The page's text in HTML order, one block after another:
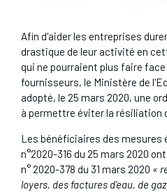
Afin d'aider les entreprises
drastique de leur activité en
qui ne pourraient plus faire
fournisseurs, le Ministère de
adopté, le 25 mars 2020, une
à permettre éviter la résiliation
Les bénéficiaires des mesures
n°2020-316 du 25 mars 2020
n° 2020-378 du 31 mars 2020 «
loyers, des factures d’eau, de